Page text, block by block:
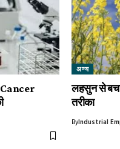
Cancer
अन्य
लहसुन से
तरीका
ByIndustrial